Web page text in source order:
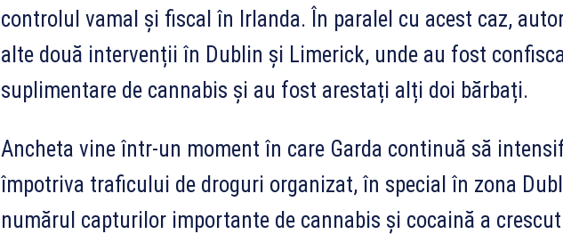
controlul vamal și fiscal în Irlanda. În paralel cu acest caz,
alte două intervenții în Dublin și Limerick, unde au fost
suplimentare de cannabis și au fost arestați alți doi bărbați.
Ancheta vine într-un moment în care Garda continuă să
împotriva traficului de droguri organizat, în special în zona
numărul capturilor importante de cannabis și cocaină a